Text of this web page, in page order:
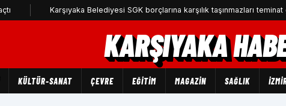
Karşıyaka Belediyesi SGK borçlarına karşılık taşınmazları teminat
KARŞIYAKA
KÜLTÜR-SANAT ÇEVRE EĞİTİM MAGAZİN SAĞLIK